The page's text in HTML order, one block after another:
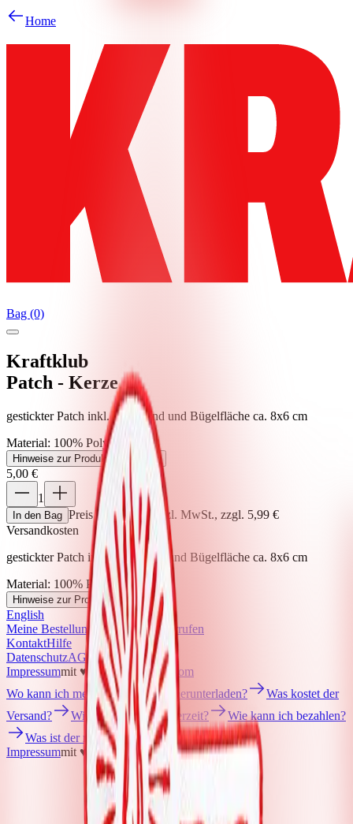
Home
Bag (0)
Kraftklub
Patch - Kerze
gestickter Patch inkl. Kettelrand und Bügelfläche ca. 8x6 cm
Material: 100% Polyester
Hinweise zur Produktsicherheit +
5,00 €
1
In den Bag Preis inkl. der gesetzl. MwSt., zzgl. 5,99 €
Versandkosten
gestickter Patch inkl. Kettelrand und Bügelfläche ca. 8x6 cm
Material: 100% Polyester
Hinweise zur Produktsicherheit +
English
Meine Bestellung
Bestellung widerrufen
KontaktHilfe
DatenschutzAGB
Barrierefreiheit
Impressummit ♥ vonkrasserstoff.com
Wo kann ich meine Onlinetickets herunterladen?
Was kostet der
Versand?
Wie lange ist die Lieferzeit?
Wie kann ich bezahlen?
Was ist der re:sale?
Impressummit ♥ vonkrasserstoff.com